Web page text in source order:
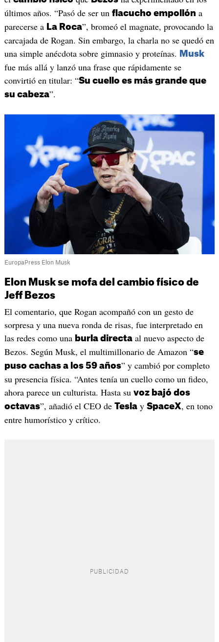
últimos años. “Pasó de ser un flacucho empollón a
parecerse a La Roca”, bromeó el magnate, provocando la
carcajada de Rogan. Sin embargo, la charla no se quedó en
una simple anécdota sobre gimnasio y proteínas.
Musk
fue más allá y lanzó una frase que rápidamente se
convirtió en titular: “Su cuello es más grande que
su cabeza”.
EuropaPress Elon Musk
Elon Musk se mofa del cambio físico de
Jeff Bezos
El comentario, que Rogan acompañó con un gesto de
sorpresa y una nueva ronda de risas, fue interpretado en
las redes como una burla directaal nuevo aspecto de
Bezos. Según Musk, el multimillonario de Amazon “se
puso cachas a los 59 años” y cambió por completo
su presencia física. “Antes tenía un cuello como un fideo,
ahora parece un culturista. Hasta su voz bajó dos
octavas”, añadió el CEO de Teslay SpaceX, en tono
entre humorístico y crítico.